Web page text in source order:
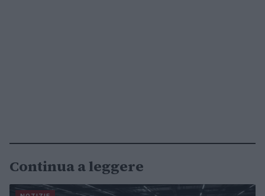
Continua a leggere